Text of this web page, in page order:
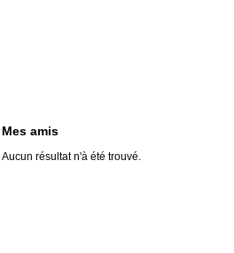
Mes amis
Aucun résultat n'à été trouvé.